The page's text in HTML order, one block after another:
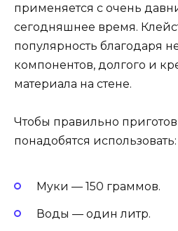
применяется с очень
сегодняшнее время.
популярность благодаря
компонентов, долгого и
материала на стене.
Чтобы правильно
понадобятся использовать:
Муки — 150 граммов.
Воды — один литр.